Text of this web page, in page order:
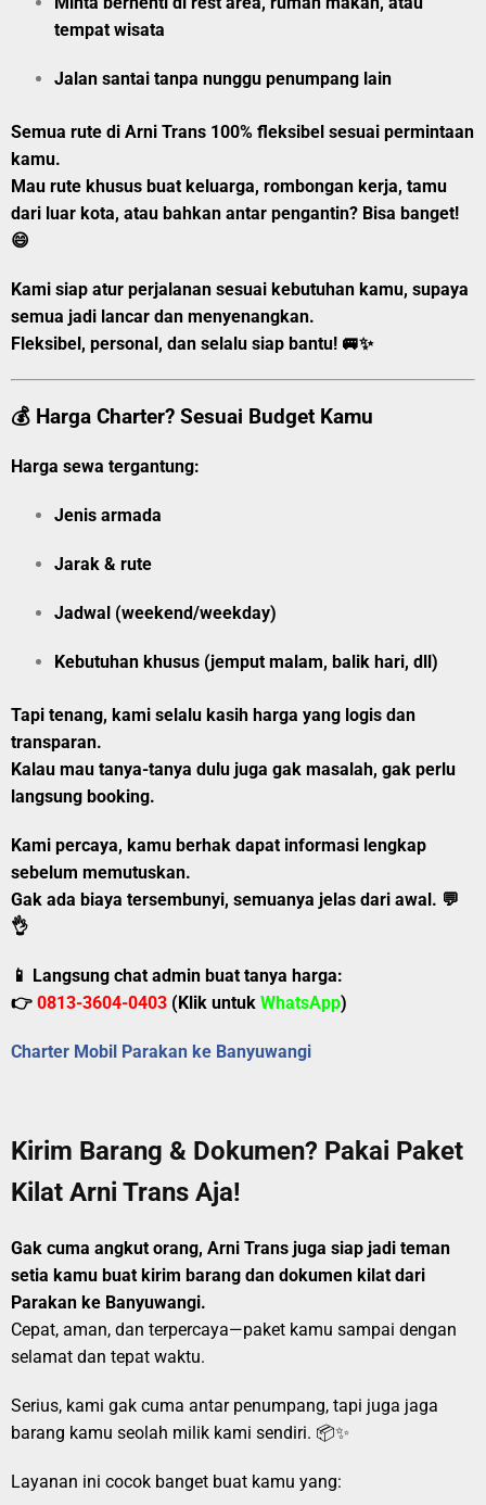
tempat wisata
Jalan santai tanpa nunggu penumpang lain
Semua rute di Arni Trans 100% fleksibel sesuai permintaan
kamu.
Mau rute khusus buat keluarga, rombongan kerja, tamu
dari luar kota, atau bahkan antar pengantin? Bisa banget!
😄
Kami siap atur perjalanan sesuai kebutuhan kamu, supaya
semua jadi lancar dan menyenangkan.
Fleksibel, personal, dan selalu siap bantu! 🚐✨
💰 Harga Charter? Sesuai Budget Kamu
Harga sewa tergantung:
Jenis armada
Jarak & rute
Jadwal (weekend/weekday)
Kebutuhan khusus (jemput malam, balik hari, dll)
Tapi tenang, kami selalu kasih harga yang logis dan
transparan.
Kalau mau tanya-tanya dulu juga gak masalah, gak perlu
langsung booking.
Kami percaya, kamu berhak dapat informasi lengkap
sebelum memutuskan.
Gak ada biaya tersembunyi, semuanya jelas dari awal. 💬
👌
📱 Langsung chat admin buat tanya harga:
👉 0813-3604-0403 (Klik untuk WhatsApp)
Charter Mobil Parakan ke Banyuwangi
Kirim Barang & Dokumen? Pakai Paket
Kilat Arni Trans Aja!
Gak cuma angkut orang, Arni Trans juga siap jadi teman
setia kamu buat kirim barang dan dokumen kilat dari
Parakan ke Banyuwangi.
Cepat, aman, dan terpercaya—paket kamu sampai dengan
selamat dan tepat waktu.
Serius, kami gak cuma antar penumpang, tapi juga jaga
barang kamu seolah milik kami sendiri. 📦✨
Layanan ini cocok banget buat kamu yang: